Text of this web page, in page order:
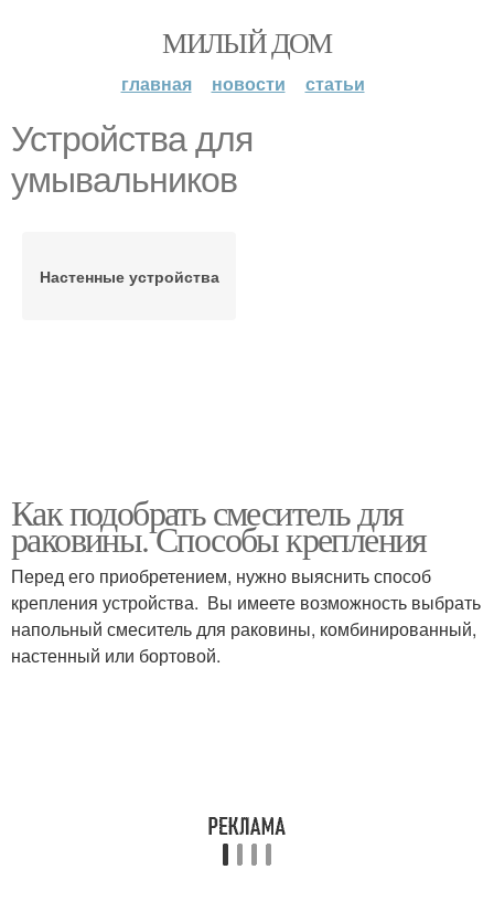
МИЛЫЙ ДОМ
главная новости статьи
Устройства для
умывальников
Настенные устройства
Как подобрать смеситель для
раковины. Способы крепления
Перед его приобретением, нужно выяснить способ
крепления устройства. Вы имеете возможность выбрать
напольный смеситель для раковины, комбинированный,
настенный или бортовой.